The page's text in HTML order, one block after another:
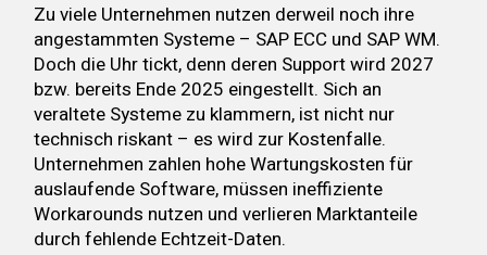
Zu viele Unternehmen nutzen derweil noch ihre
angestammten Systeme – SAP ECC und SAP WM.
Doch die Uhr tickt, denn deren Support wird 2027
bzw. bereits Ende 2025 eingestellt. Sich an
veraltete Systeme zu klammern, ist nicht nur
technisch riskant – es wird zur Kostenfalle.
Unternehmen zahlen hohe Wartungskosten für
auslaufende Software, müssen ineffiziente
Workarounds nutzen und verlieren Marktanteile
durch fehlende Echtzeit-Daten.